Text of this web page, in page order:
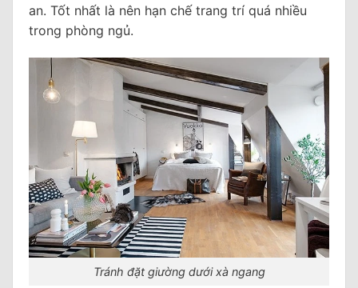
an. Tốt nhất là nên hạn chế trang trí quá nhiều
trong phòng ngủ.
Tránh đặt giường dưới xà ngang